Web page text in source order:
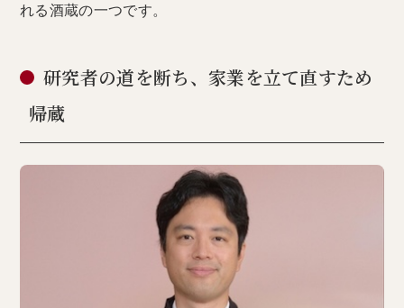
れる酒蔵の一つです。
研究者の道を断ち、家業を立て直すため
帰蔵